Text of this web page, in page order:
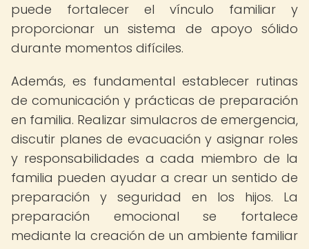
puede fortalecer el vínculo familiar y
proporcionar un sistema de apoyo sólido
durante momentos difíciles.
Además, es fundamental establecer rutinas
de comunicación y prácticas de preparación
en familia. Realizar simulacros de emergencia,
discutir planes de evacuación y asignar roles
y responsabilidades a cada miembro de la
familia pueden ayudar a crear un sentido de
preparación y seguridad en los hijos. La
preparación emocional se fortalece
mediante la creación de un ambiente familiar